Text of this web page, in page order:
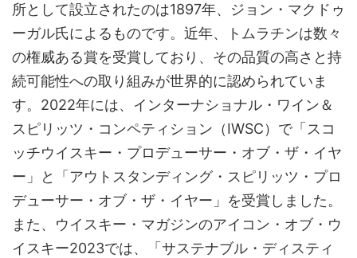
所として設立されたのは1897年、ジョン・マクドゥ
ーガル氏によるものです。近年、トムラチンは数々
の権威ある賞を受賞しており、その品質の高さと持
続可能性への取り組みが世界的に認められていま
す。2022年には、インターナショナル・ワイン＆
スピリッツ・コンペティション（IWSC）で「スコ
ッチウイスキー・プロデューサー・オブ・ザ・イヤ
ー」と「アウトスタンディング・スピリッツ・プロ
デューサー・オブ・ザ・イヤー」を受賞しました。
また、ウイスキー・マガジンのアイコン・オブ・ウ
イスキー2023では、「サステナブル・ディスティ